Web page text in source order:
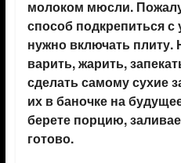
молоком мюсли.
способ подкрепиться
нужно включать плиту.
варить, жарить,
сделать самому сухие
их в баночке на
берете порцию,
готово.